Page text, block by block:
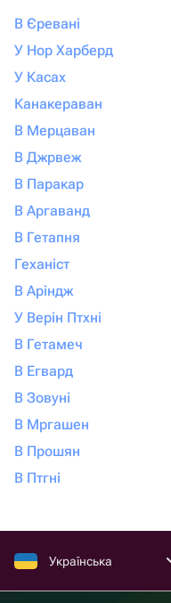
В Єревані
У Нор Харберд
У Касах
Канакераван
В Мерцаван
В Джрвеж
В Паракар
В Аргаванд
В Гетапня
Геханіст
В Аріндж
У Верін Птхні
В Гетамеч
В Егвард
В Зовуні
В Мргашен
В Прошян
В Птгні
Українська